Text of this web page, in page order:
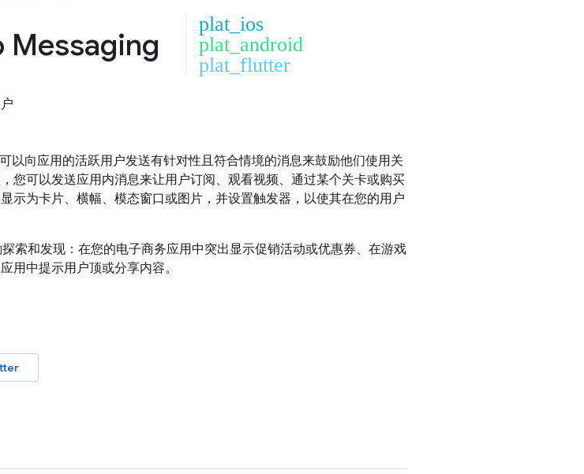
Messaging
plat_ios
plat_android
plat_flutter
可以向应用的活跃用户发送有针对性且符合情境的消息来鼓励他们使用关
您可以发送应用内消息来让用户订阅、观看视频、通过某个关卡或购买
示为卡片、横幅、模态窗口或图片，并设置触发器，以使其在您的用户
索和发现：在您的电子商务应用中突出显示促销活动或优惠券、在游戏
用中提示用户顶或分享内容。